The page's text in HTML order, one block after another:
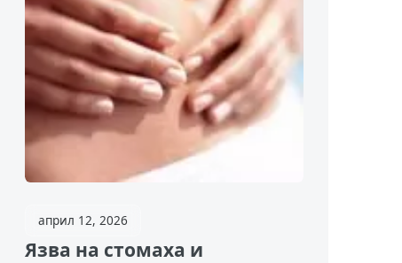
април 12, 2026
Язва на стомаха и